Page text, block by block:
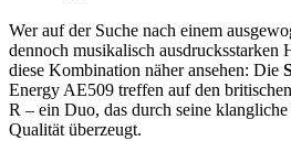
Wer auf der Suche nach einem
dennoch musikalisch ausdrucksstarken
diese Kombination näher ansehen: Die
Energy AE509 treffen auf den
R – ein Duo, das durch seine
Qualität überzeugt.